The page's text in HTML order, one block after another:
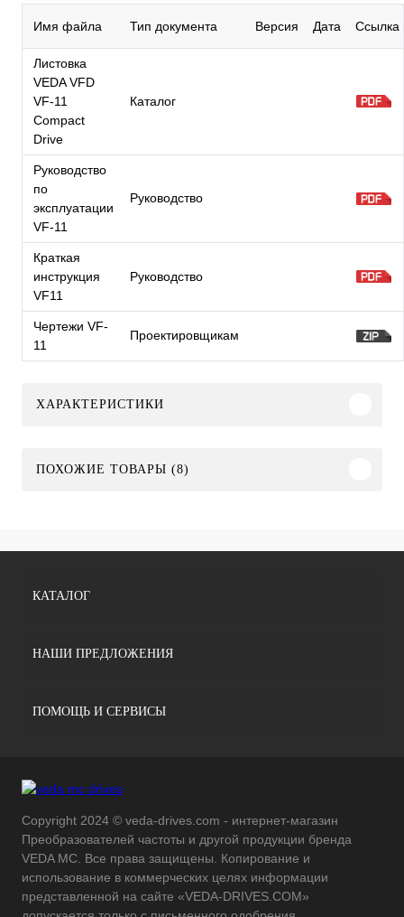
Имя файла Тип документа Версия Дата Ссылка
Листовка
VEDA VFD
VF-11
Compact
Drive
Каталог
Руководство
по
эксплуатации
VF-11
Руководство
Краткая
инструкция
VF11
Руководство
Чертежи VF-
11
Проектировщикам
ХАРАКТЕРИСТИКИ
ПОХОЖИЕ ТОВАРЫ (8)
КАТАЛОГ
НАШИ ПРЕДЛОЖЕНИЯ
ПОМОЩЬ И СЕРВИСЫ
Copyright 2024 © veda-drives.com - интернет-магазин
Преобразователей частоты и другой продукции бренда
VEDA MC. Все права защищены. Копирование и
использование в коммерческих целях информации
представленной на сайте «VEDA-DRIVES.COM»